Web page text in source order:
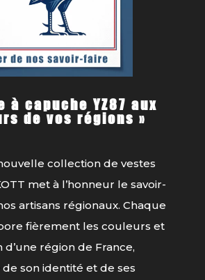
à capuche YZ87 aux
de vos régions »
collection de vestes
met à l’honneur le savoir-
artisans régionaux. Chaque
fièrement les couleurs et
d’une région de France,
son identité et de ses